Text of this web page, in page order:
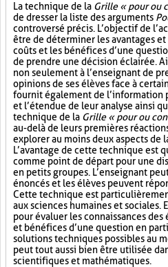
La technique de la Grille « pour ou
de dresser la liste des arguments
controversé précis. L’objectif de
être de déterminer les avantages
coûts et les bénéfices d’une
de prendre une décision éclairée.
non seulement à l’enseignant de
opinions de ses élèves face à
fournit également de l’information
et l’étendue de leur analyse ainsi
technique de la Grille « pour ou
au-delà de leurs premières
explorer au moins deux aspects de
L’avantage de cette technique est
comme point de départ pour une
en petits groupes. L’enseignant
énoncés et les élèves peuvent
Cette technique est
aux sciences humaines et sociales.
pour évaluer les connaissances
et bénéfices d’une question en
solutions techniques possibles au
peut tout aussi bien être utilisée
scientifiques et mathématiques.